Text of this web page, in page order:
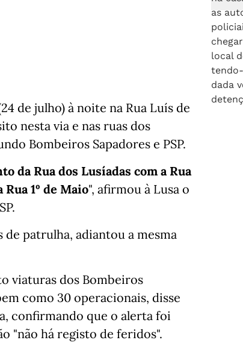
de julho) à noite na Rua Luís de
nesta via e nas ruas dos
Bombeiros Sapadores e PSP.
da Rua dos Lusíadas com a Rua
1º de Maio", afirmou à Lusa o
patrulha, adiantou a mesma
viaturas dos Bombeiros
como 30 operacionais, disse
confirmando que o alerta foi
"não há registo de feridos".